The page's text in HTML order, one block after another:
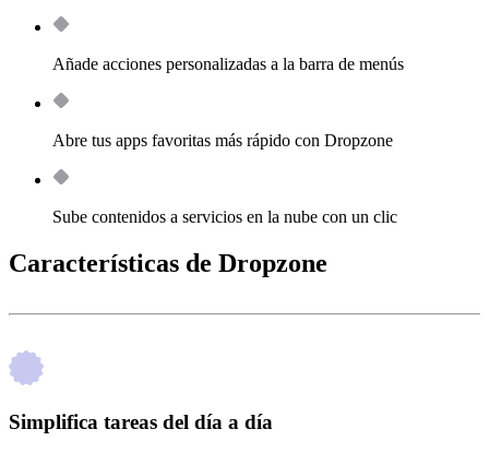
Añade acciones personalizadas a la barra de menús
Abre tus apps favoritas más rápido con Dropzone
Sube contenidos a servicios en la nube con un clic
Características de Dropzone
Simplifica tareas del día a día